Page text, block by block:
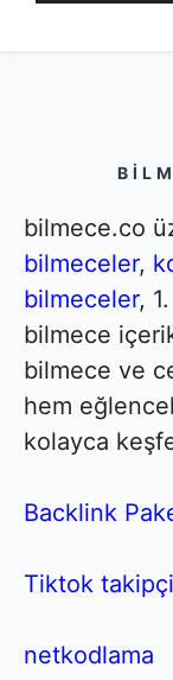
bilmece.co
bilmeceler,
bilmeceler,
bilmece
bilmece ve
hem
kolayca
Backlink
Tiktok
netkodlama